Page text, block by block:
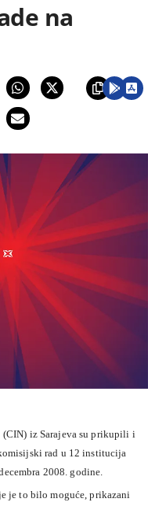
na
iz Sarajeva su prikupili i
rad u 12 institucija
2008. godine.
je to bilo moguće, prikazani